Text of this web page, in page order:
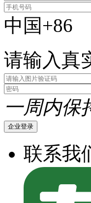
中国+86
请输入真
一周内保
企业登录
联系我